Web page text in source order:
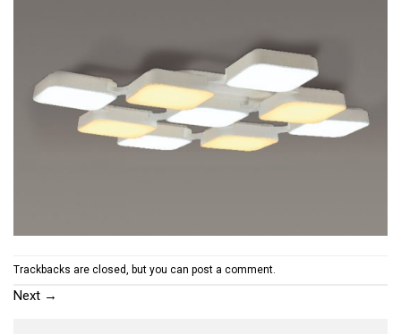
Trackbacks are closed, but you can post a comment.
Next →